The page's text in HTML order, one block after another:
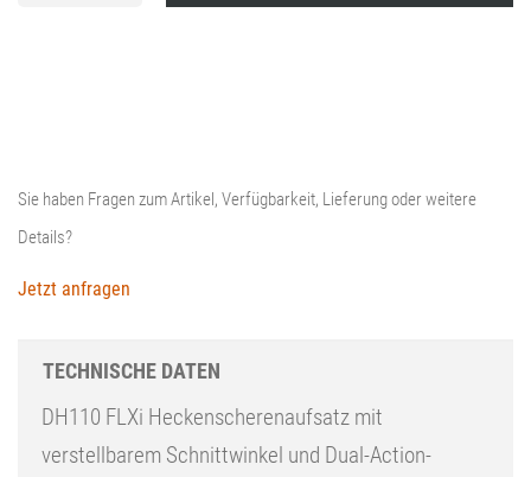
Sie haben Fragen zum Artikel, Verfügbarkeit, Lieferung oder weitere
Details?
Jetzt anfragen
TECHNISCHE DATEN
DH110 FLXi Heckenscherenaufsatz mit
verstellbarem Schnittwinkel und Dual-Action-